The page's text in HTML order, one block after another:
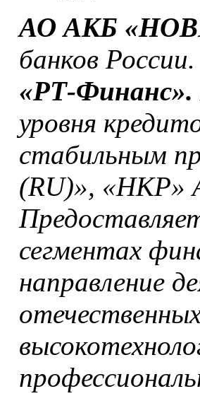
АО АКБ
банков
«РТ-Финанс».
уровня
стабильным
(RU)», «НКР»
сегментах
направление